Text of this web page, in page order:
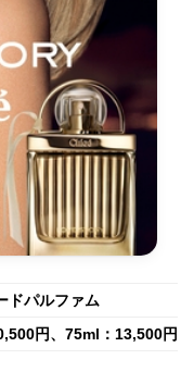
ドパルファム
円、75ml：13,500円